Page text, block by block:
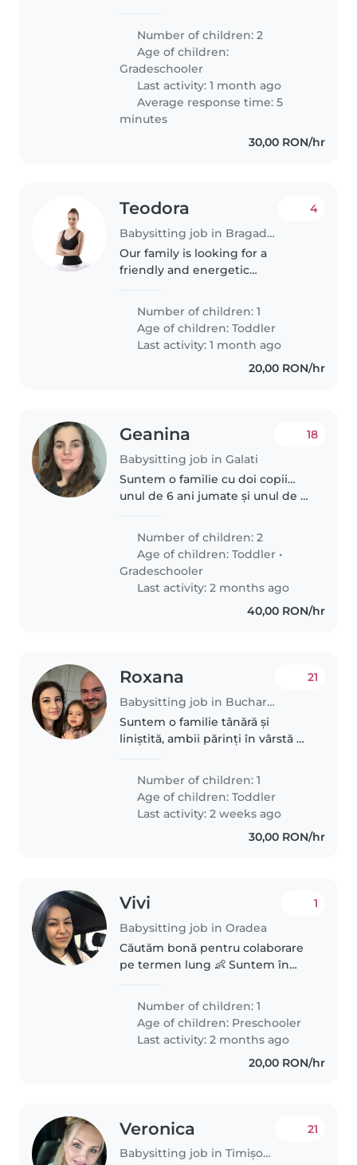
clasă I și un elev în clasă a 3-a.
Copiii noștri sunt energici,
creativi și prietenoși...
Number of children: 2
Age of children:
Gradeschooler
Last activity: 1 month ago
Average response time: 5
minutes
30,00 RON/hr
Teodora
Babysitting job in Bragadiru
4
Our family is looking for a
friendly and energetic
curious 1.5-year-old. We need
someone who is comfortable
with pets, cooking, and light
chores around..
Number of children: 1
Age of children:Toddler
Last activity: 1 month ago
20,00 RON/hr
Geanina
Babysitting job in Galati
18
Suntem o familie cu doi copii…
unul de 6 ani jumate și unul de 1
trebuie să plec la ședințe …
cumpărături … antrenamente cu
cel mare. Mi-ar fi de mare..
Number of children: 2
Age of children:Toddler •
Gradeschooler
Last activity: 2 months ago
40,00 RON/hr
Roxana
Babysitting job in Bucharest
21
Suntem o familie tânără și
liniștită, ambii părinți în vârstă de
ani și o pisică prietenoasă.
Cautăm bonă responsabilă și
iubitoare pentru o fetiță..
Number of children: 1
Age of children:Toddler
Last activity: 2 weeks ago
30,00 RON/hr
Vivi
Babysitting job in Oradea
1
Căutăm bonă pentru colaborare
pe termen lung 👶 Suntem în
responsabile pentru un băiețel
de 6 ani, energic și iubitor.
Frecventează..
Number of children: 1
Age of children: Preschooler
Last activity: 2 months ago
20,00 RON/hr
Veronica
Babysitting job in Timișoara
21